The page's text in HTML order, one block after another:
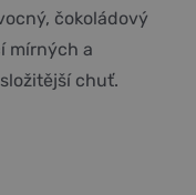
čokoládový
mírných a
chuť.